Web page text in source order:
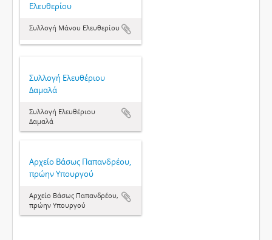
Ελευθερίου
Συλλογή Μάνου Ελευθερίου
Συλλογή Ελευθέριου
Δαμαλά
Συλλογή Ελευθέριου
Δαμαλά
Αρχείο Βάσως Παπανδρέου,
πρώην Υπουργού
Αρχείο Βάσως Παπανδρέου,
πρώην Υπουργού